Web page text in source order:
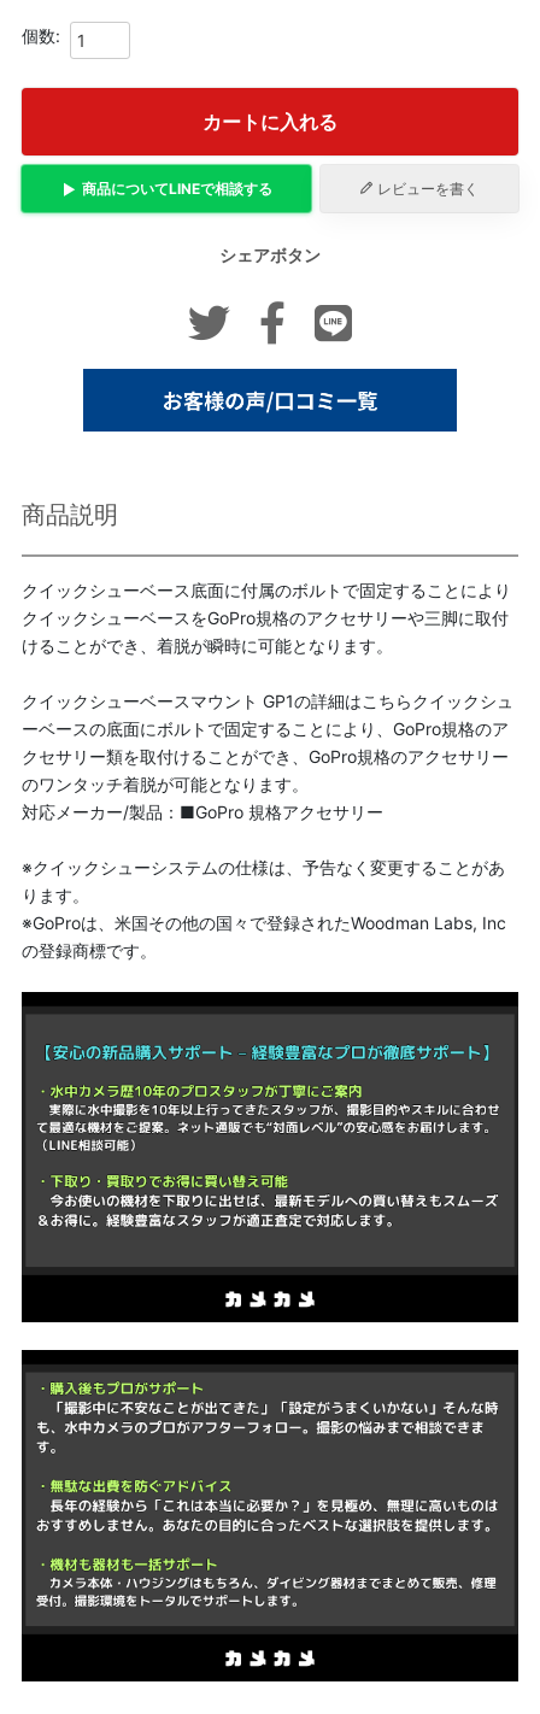
カートに入れる
商品についてLINEで相談する レビューを書く
シェアボタン
商品説明
クイックシューベース底面に付属のボルトで固定することにより
クイックシューベースをGoPro規格のアクセサリーや三脚に取付
けることができ、着脱が瞬時に可能となります。
クイックシューベースマウント GP1の詳細はこちらクイックシュ
ーベースの底面にボルトで固定することにより、GoPro規格のア
クセサリー類を取付けることができ、GoPro規格のアクセサリー
のワンタッチ着脱が可能となります。
対応メーカー/製品：■GoPro 規格アクセサリー
※クイックシューシステムの仕様は、予告なく変更することがあ
ります。
※GoProは、米国その他の国々で登録されたWoodman Labs, Inc
の登録商標です。